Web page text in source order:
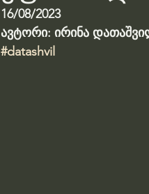
16/08/2023
ავტორი: ირინა
#datashvil